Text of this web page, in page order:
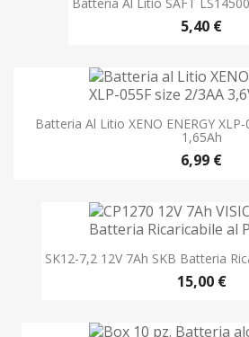
5,40 €
Batteria Al Litio XENO ENERGY
1,65Ah
6,99 €
SK12-7,2 12V 7Ah SKB Batteria
15,00 €